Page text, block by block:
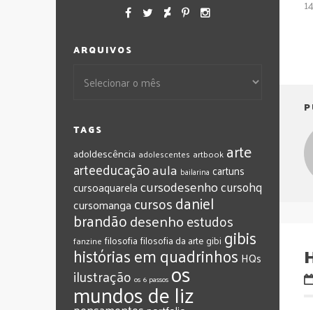
ARQUIVOS
TAGS
adoldescência adolescentes artbook arte
arteeducaçãoaula bailarina cartuns
cursoaquarelacursodesenhocursohq
cursomanga cursosdaniel
brandãodesenhoestudos
fanzine filosofia filosofia da arte gibi gibis
histórias em quadrinhos HQs
ilustração os 6 passos os
mundos de liz